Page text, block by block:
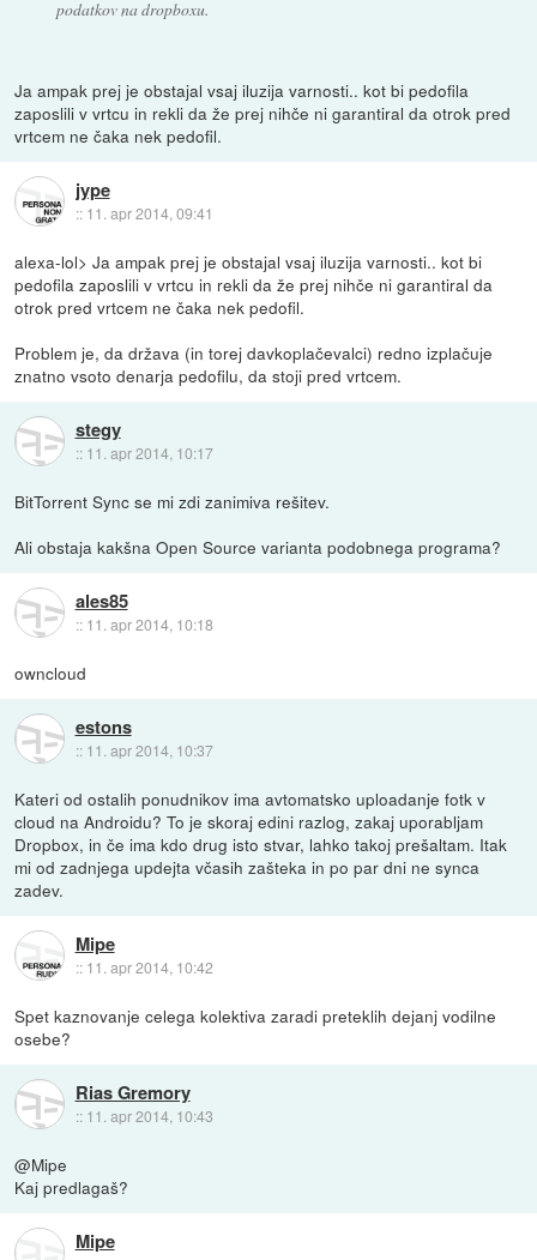
podatkov na dropboxu.
Ja ampak prej je obstajal vsaj iluzija varnosti.. kot bi pedofila
zaposlili v vrtcu in rekli da že prej nihče ni garantiral da otrok pred
vrtcem ne čaka nek pedofil.
jype
:: 11. apr 2014, 09:41
alexa-lol> Ja ampak prej je obstajal vsaj iluzija varnosti.. kot bi
pedofila zaposlili v vrtcu in rekli da že prej nihče ni garantiral da
otrok pred vrtcem ne čaka nek pedofil.
Problem je, da država (in torej davkoplačevalci) redno izplačuje
znatno vsoto denarja pedofilu, da stoji pred vrtcem.
stegy
:: 11. apr 2014, 10:17
BitTorrent Sync se mi zdi zanimiva rešitev.
Ali obstaja kakšna Open Source varianta podobnega programa?
ales85
:: 11. apr 2014, 10:18
owncloud
estons
:: 11. apr 2014, 10:37
Kateri od ostalih ponudnikov ima avtomatsko uploadanje fotk v
cloud na Androidu? To je skoraj edini razlog, zakaj uporabljam
Dropbox, in če ima kdo drug isto stvar, lahko takoj prešaltam. Itak
mi od zadnjega updejta včasih zašteka in po par dni ne synca
zadev.
Mipe
:: 11. apr 2014, 10:42
Spet kaznovanje celega kolektiva zaradi preteklih dejanj vodilne
osebe?
Rias Gremory
:: 11. apr 2014, 10:43
@Mipe
Kaj predlagaš?
Mipe